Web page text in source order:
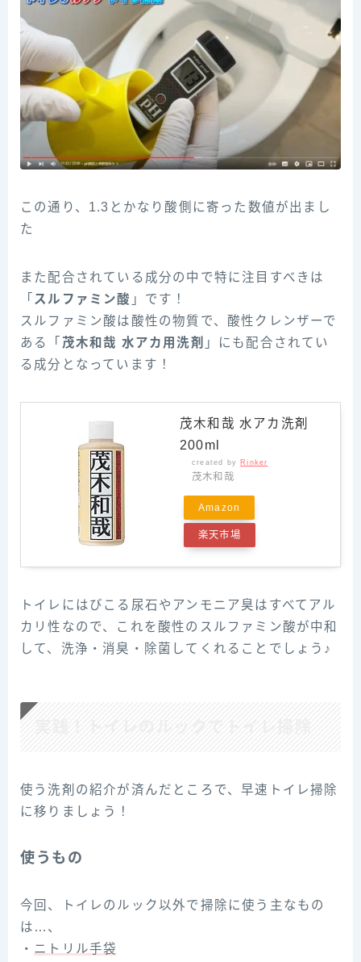
この通り、1.3とかなり酸側に寄った数値が出まし
た
また配合されている成分の中で特に注目すべきは
「 スルファミン酸 」です！
スルファミン酸は酸性の物質で、酸性クレンザーで
ある「 茂木和哉 水アカ用洗剤 」にも配合されてい
る成分となっています！
茂木和哉 水アカ洗剤
200ml
created by Rinker
茂木和哉
Amazon
楽天市場
トイレにはびこる尿石やアンモニア臭はすべてアル
カリ性なので、これを酸性のスルファミン酸が中和
して、洗浄・消臭・除菌してくれることでしょう♪
使う洗剤の紹介が済んだところで、早速トイレ掃除
に移りましょう！
使うもの
今回、トイレのルック以外で掃除に使う主なもの
は…、
・ ニトリル手袋